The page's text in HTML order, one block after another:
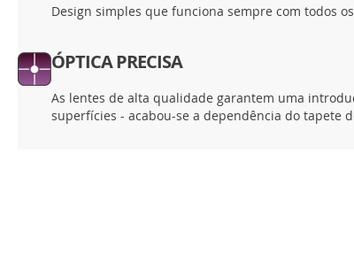
Design simples que funciona sempre com todos
ÓPTICA PRECISA
As lentes de alta qualidade garantem uma
superfícies - acabou-se a dependência do tapete